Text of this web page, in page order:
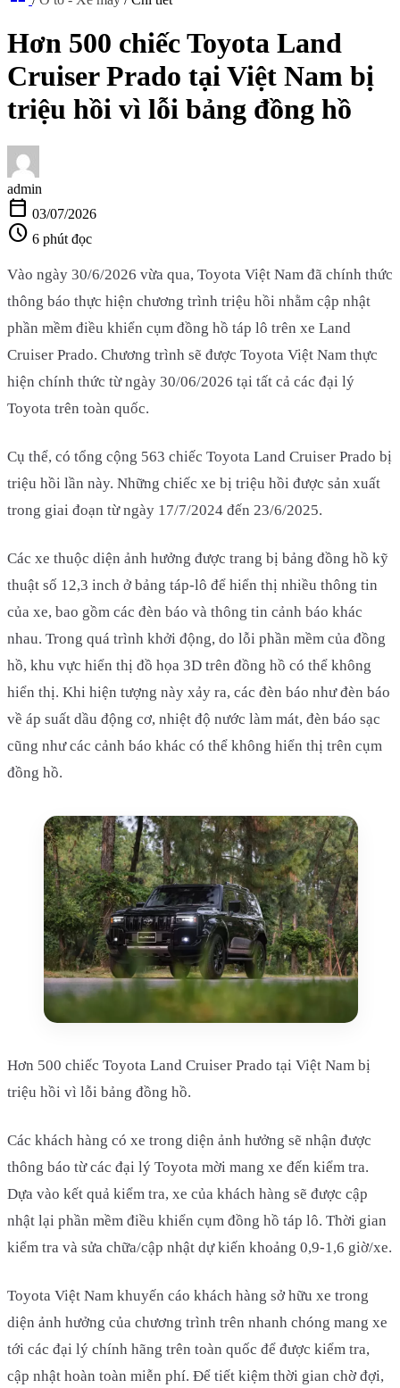
Hơn 500 chiếc Toyota Land
Cruiser Prado tại Việt Nam bị
triệu hồi vì lỗi bảng đồng hồ
admin
calendar_today 03/07/2026
schedule 6 phút đọc
Vào ngày 30/6/2026 vừa qua, Toyota Việt Nam đã chính thức
thông báo thực hiện chương trình triệu hồi nhằm cập nhật
phần mềm điều khiển cụm đồng hồ táp lô trên xe Land
Cruiser Prado. Chương trình sẽ được Toyota Việt Nam thực
hiện chính thức từ ngày 30/06/2026 tại tất cả các đại lý
Toyota trên toàn quốc.
Cụ thể, có tổng cộng 563 chiếc Toyota Land Cruiser Prado bị
triệu hồi lần này. Những chiếc xe bị triệu hồi được sản xuất
trong giai đoạn từ ngày 17/7/2024 đến 23/6/2025.
Các xe thuộc diện ảnh hưởng được trang bị bảng đồng hồ kỹ
thuật số 12,3 inch ở bảng táp-lô để hiển thị nhiều thông tin
của xe, bao gồm các đèn báo và thông tin cảnh báo khác
nhau. Trong quá trình khởi động, do lỗi phần mềm của đồng
hồ, khu vực hiển thị đồ họa 3D trên đồng hồ có thể không
hiển thị. Khi hiện tượng này xảy ra, các đèn báo như đèn báo
về áp suất dầu động cơ, nhiệt độ nước làm mát, đèn báo sạc
cũng như các cảnh báo khác có thể không hiển thị trên cụm
đồng hồ.
Hơn 500 chiếc Toyota Land Cruiser Prado tại Việt Nam bị
triệu hồi vì lỗi bảng đồng hồ.
Các khách hàng có xe trong diện ảnh hưởng sẽ nhận được
thông báo từ các đại lý Toyota mời mang xe đến kiểm tra.
Dựa vào kết quả kiểm tra, xe của khách hàng sẽ được cập
nhật lại phần mềm điều khiển cụm đồng hồ táp lô. Thời gian
kiểm tra và sửa chữa/cập nhật dự kiến khoảng 0,9-1,6 giờ/xe.
Toyota Việt Nam khuyến cáo khách hàng sở hữu xe trong
diện ảnh hưởng của chương trình trên nhanh chóng mang xe
tới các đại lý chính hãng trên toàn quốc để được kiểm tra,
cập nhật hoàn toàn miễn phí. Để tiết kiệm thời gian chờ đợi,